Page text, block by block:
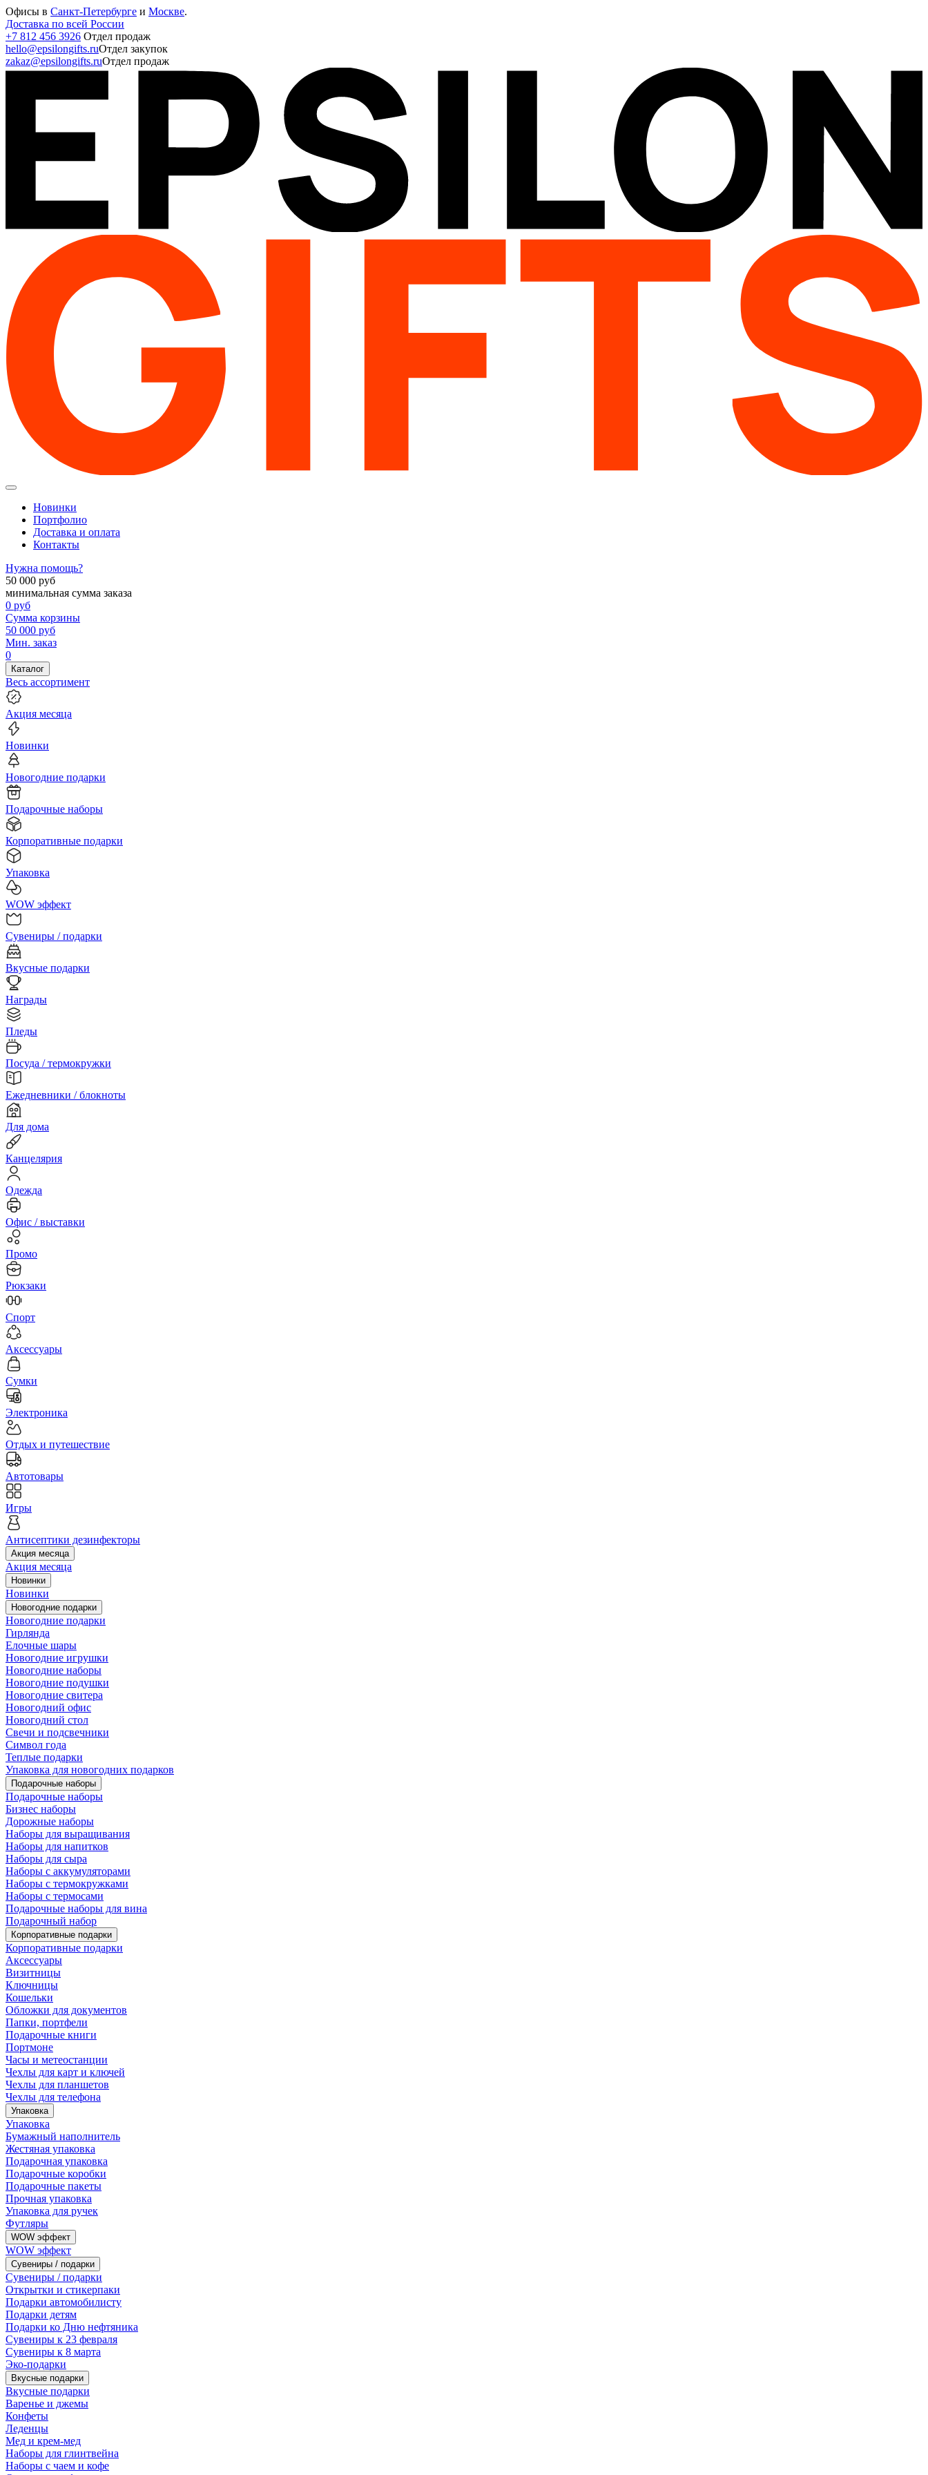
Офисы в Санкт-Петербурге и Москве.
Доставка по всей России
+7 812 456 3926 Отдел продаж
hello@epsilongifts.ruОтдел закупок
zakaz@epsilongifts.ruОтдел продаж
Новинки
Портфолио
Доставка и оплата
Контакты
Нужна помощь?
50 000 руб
минимальная сумма заказа
0 руб
Сумма корзины
50 000 руб
Мин. заказ
0
Каталог
Весь ассортимент
Акция месяца
Новинки
Новогодние подарки
Подарочные наборы
Корпоративные подарки
Упаковка
WOW эффект
Сувениры / подарки
Вкусные подарки
Награды
Пледы
Посуда / термокружки
Ежедневники / блокноты
Для дома
Канцелярия
Одежда
Офис / выставки
Промо
Рюкзаки
Спорт
Аксессуары
Сумки
Электроника
Отдых и путешествие
Автотовары
Игры
Антисептики дезинфекторы
Акция месяца
Акция месяца
Новинки
Новинки
Новогодние подарки
Новогодние подарки
Гирлянда
Елочные шары
Новогодние игрушки
Новогодние наборы
Новогодние подушки
Новогодние свитера
Новогодний офис
Новогодний стол
Свечи и подсвечники
Символ года
Теплые подарки
Упаковка для новогодних подарков
Подарочные наборы
Подарочные наборы
Бизнес наборы
Дорожные наборы
Наборы для выращивания
Наборы для напитков
Наборы для сыра
Наборы с аккумуляторами
Наборы с термокружками
Наборы с термосами
Подарочные наборы для вина
Подарочный набор
Корпоративные подарки
Корпоративные подарки
Аксессуары
Визитницы
Ключницы
Кошельки
Обложки для документов
Папки, портфели
Подарочные книги
Портмоне
Часы и метеостанции
Чехлы для карт и ключей
Чехлы для планшетов
Чехлы для телефона
Упаковка
Упаковка
Бумажный наполнитель
Жестяная упаковка
Подарочная упаковка
Подарочные коробки
Подарочные пакеты
Прочная упаковка
Упаковка для ручек
Футляры
WOW эффект
WOW эффект
Сувениры / подарки
Сувениры / подарки
Открытки и стикерпаки
Подарки автомобилисту
Подарки детям
Подарки ко Дню нефтяника
Сувениры к 23 февраля
Сувениры к 8 марта
Эко-подарки
Вкусные подарки
Вкусные подарки
Варенье и джемы
Конфеты
Леденцы
Мед и крем-мед
Наборы для глинтвейна
Наборы с чаем и кофе